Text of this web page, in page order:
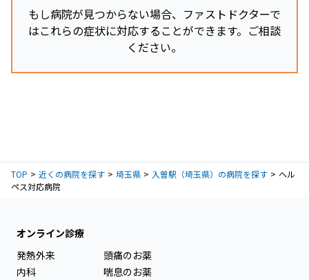
もし病院が見つからない場合、ファストドクターで
はこれらの症状に対応することができます。ご相談
ください。
TOP 近くの病院を探す 埼玉県 入曽駅（埼玉県）の病院を探す
ヘル
ペス対応病院
オンライン診療
発熱外来
内科
頭痛のお薬
喘息のお薬